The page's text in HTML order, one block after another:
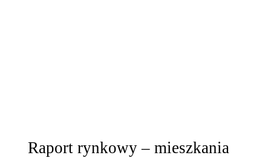
Raport rynkowy – mieszkania